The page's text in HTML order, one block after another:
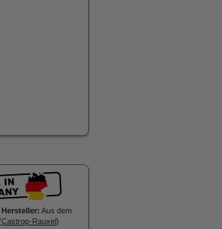
Aus dem
Castrop-Rauxel)